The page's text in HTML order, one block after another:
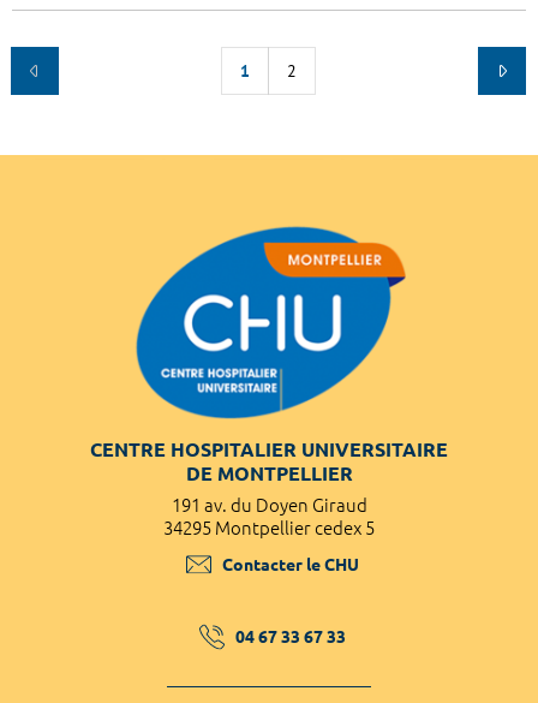
1 2
CENTRE HOSPITALIER UNIVERSITAIRE
DE MONTPELLIER
191 av. du Doyen Giraud
34295 Montpellier cedex 5
Contacter le CHU
04 67 33 67 33